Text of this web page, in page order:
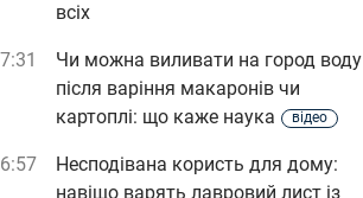
всіх
Чи можна виливати на город воду
після варіння макаронів чи
картоплі: що каже наука
відео
Несподівана користь для дому:
навіщо варять лавровий лист із